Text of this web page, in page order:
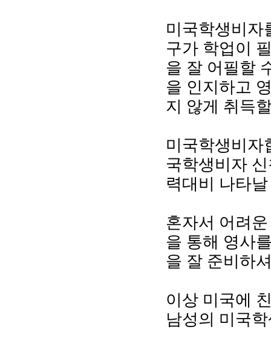
미국학생비자
구가 학업이
을 잘 어필할
을 인지하고
지 않게 취득
미국학생비자
국학생비자
력대비 나타
혼자서 어려
을 통해 영사
을 잘 준비하
이상 미국에
남성의 미국